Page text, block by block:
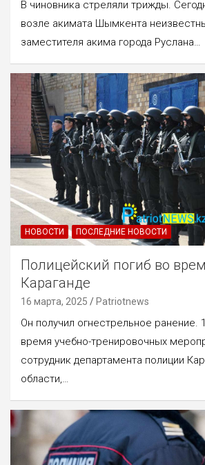
В чиновника стреляли трижды.
возле акимата Шымкента
заместителя акима города Руслана…
НОВОСТИ ПОСЛЕДНИЕ НОВОСТИ
Полицейский погиб во
Караганде
16 марта, 2025 Patriotnews
Он получил огнестрельное ранение.
время учебно-тренировочных
сотрудник департамента полиции
области,…